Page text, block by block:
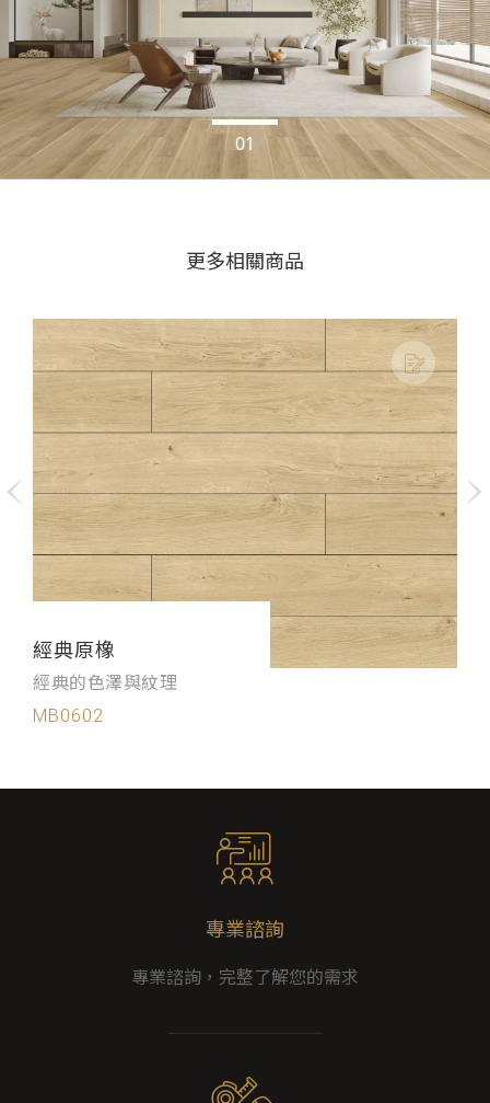
更多相關商品
經典原橡
經典的色澤與紋理
MB0602
專業諮詢
專業諮詢，完整了解您的需求